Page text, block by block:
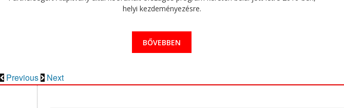
helyi kezdeményezésre.
BŐVEBBEN
Previous Next